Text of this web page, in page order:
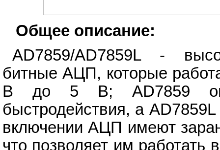
Общее описание:
AD7859/AD7859L -
битные АЦП, которые
В до 5 В; AD7859
быстродействия, а
включении АЦП имеют
что позволяет им